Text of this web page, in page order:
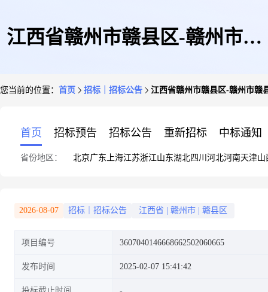
江西省赣州市赣县区-赣州市赣
您当前的位置： 首页 招标｜招标公告 江西省赣州市赣县区-赣州市赣
首页 招标预告 招标公告 重新招标 中标通知
省份地区： 北京广东 上海江苏浙江山东湖北四川 河北河南天津山
2026-08-07 招标｜招标公告 江西省 赣州市 赣县区
项目编号 3607040146668662502060665
发布时间 2025-02-07 15:41:42